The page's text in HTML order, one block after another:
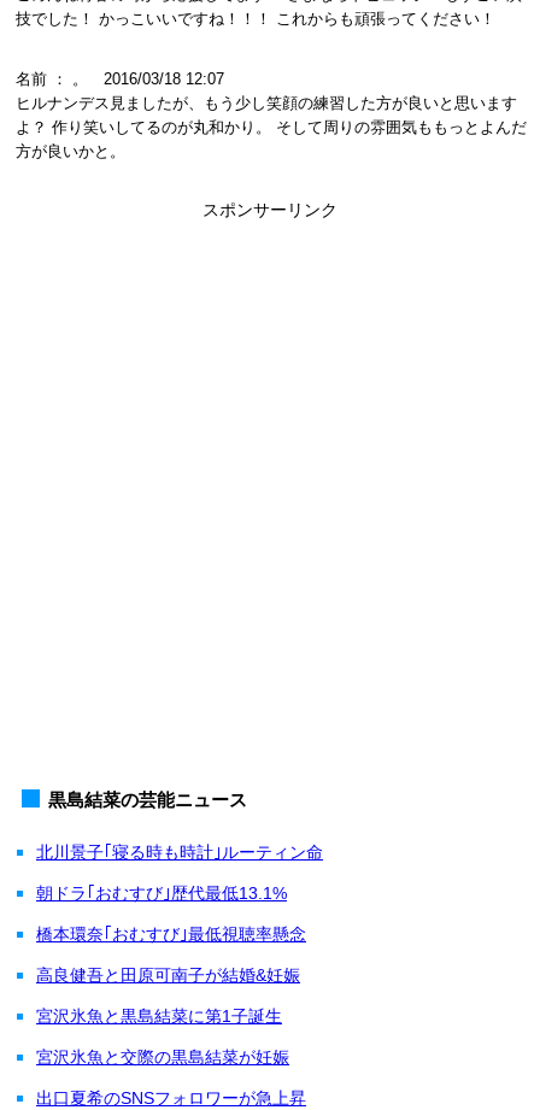
技でした！ かっこいいですね！！！ これからも頑張ってください！
名前 ： 。 2016/03/18 12:07
ヒルナンデス見ましたが、もう少し笑顔の練習した方が良いと思います
よ？ 作り笑いしてるのが丸和かり。 そして周りの雰囲気ももっとよんだ
方が良いかと。
スポンサーリンク
黒島結菜の芸能ニュース
北川景子｢寝る時も時計｣ルーティン命
朝ドラ｢おむすび｣歴代最低13.1%
橋本環奈｢おむすび｣最低視聴率懸念
高良健吾と田原可南子が結婚&妊娠
宮沢氷魚と黒島結菜に第1子誕生
宮沢氷魚と交際の黒島結菜が妊娠
出口夏希のSNSフォロワーが急上昇